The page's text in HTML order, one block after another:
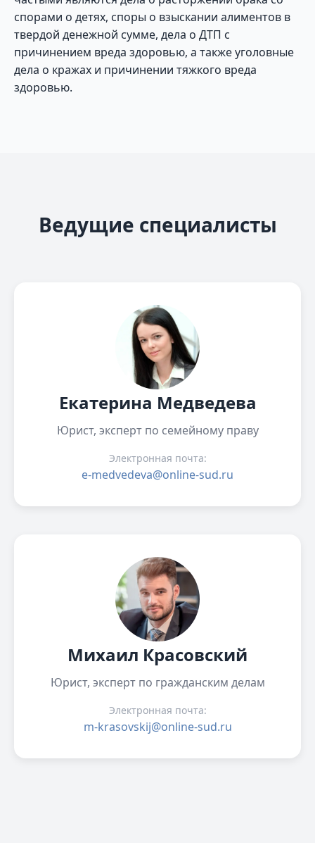
спорами о детях, споры о взыскании алиментов в
твердой денежной сумме, дела о ДТП с
причинением вреда здоровью, а также уголовные
дела о кражах и причинении тяжкого вреда
здоровью.
Ведущие специалисты
Екатерина Медведева
Юрист, эксперт по семейному праву
Электронная почта:
e-medvedeva@online-sud.ru
Михаил Красовский
Юрист, эксперт по гражданским делам
Электронная почта:
m-krasovskij@online-sud.ru